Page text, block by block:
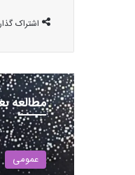
اشتراک
مطالعه
عمومی